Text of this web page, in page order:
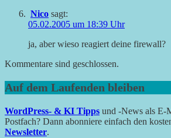
Nico sagt:
05.02.2005 um 18:39 Uhr
ja, aber wieso reagiert deine firewall?
Kommentare sind geschlossen.
Auf dem Laufenden bleiben
WordPress- & KI Tipps und -News als E-
Postfach? Dann abonniere einfach den
Newsletter.